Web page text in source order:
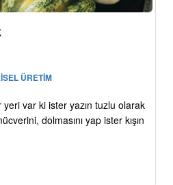
ÜRETİM
var ki ister yazın tuzlu olarak
dolmasını yap ister kışın